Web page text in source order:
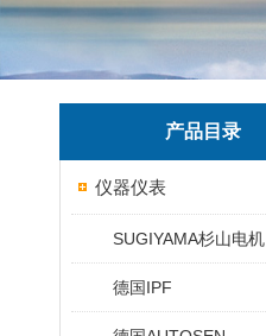
产品目录
仪器仪表
SUGIYAMA杉山电机
德国IPF